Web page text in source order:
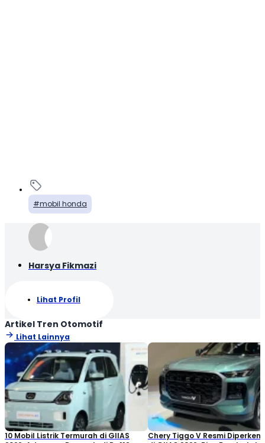
mobil honda
Harsya Fikmazi
Lihat Profil
Artikel Tren Otomotif
Lihat Lainnya
10 Mobil Listrik Termurah di GIIAS
Chery Tiggo V Resmi